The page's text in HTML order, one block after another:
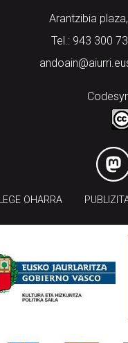
Arantzibia
Tel.: 943 300
OHARRA